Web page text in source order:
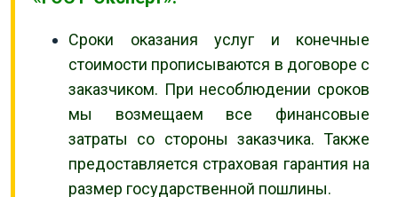
Сроки оказания услуг и конечные
стоимости прописываются в договоре с
заказчиком. При несоблюдении сроков
мы возмещаем все финансовые
затраты со стороны заказчика. Также
предоставляется страховая гарантия на
размер государственной пошлины.